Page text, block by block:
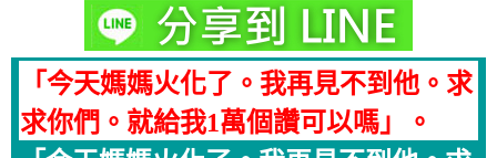
「今天媽媽火化了。我再見不到他。求
求你們。就給我1萬個讚可以嗎」。